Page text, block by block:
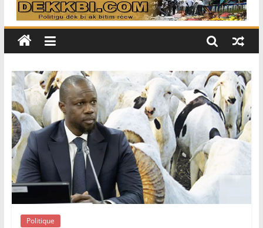
Éclipse solaire du 12 août: les
meilleurs endroits pour l’observer
en Europe, en Amérique du Nord
États-Unis: à court de munitions, le
de l’armement d’accélérer sa
production
Politique